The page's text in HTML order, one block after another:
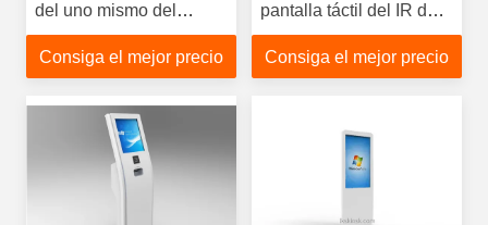
del uno mismo del
quiosco de información
de la pantalla táctil del
Consiga el mejor precio
pantalla táctil del IR de
42 pulgadas para la
alameda de compras
Consiga el mejor precio